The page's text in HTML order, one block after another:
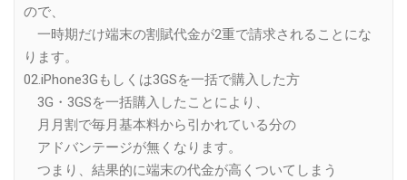
ので、
一時期だけ端末の割賦代金が2重で請求されることにな
ります。
02.iPhone3Gもしくは3GSを一括で購入した方
3G・3GSを一括購入したことにより、
月月割で毎月基本料から引かれている分の
アドバンテージが無くなります。
つまり、結果的に端末の代金が高くついてしまう